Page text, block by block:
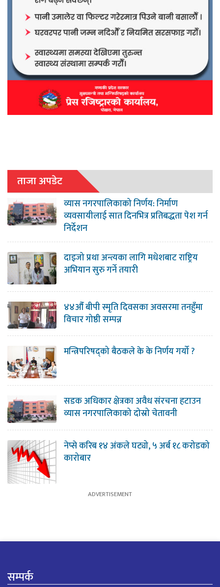
ताजा अपडेट
व्यास नगरपालिकाको निर्णय: निर्माण
व्यवसायीलाई सात दिनभित्र प्रतिबद्धता पेश गर्न
निर्देशन
दाइजो प्रथा अन्त्यका लागि मधेशबाट राष्ट्रिय
अभियान सुरु गर्ने तयारी
४४औँ बीपी स्मृति दिवसका अवसरमा तनहुँमा
विचार गोष्ठी सम्पन्न
मन्त्रिपरिषद्को बैठकले के के निर्णय गर्यो ?
सडक अधिकार क्षेत्रका अवैध संरचना हटाउन
व्यास नगरपालिकाको दोस्रो चेतावनी
नेप्से करिब १४ अंकले घट्यो, ५ अर्ब १८ करोडको
कारोबार
सम्पर्क